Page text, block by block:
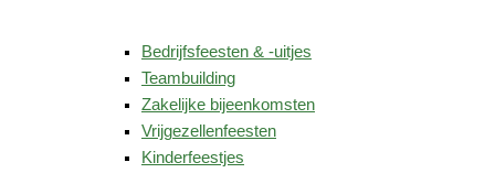
Bedrijfsfeesten & -uitjes
Teambuilding
Zakelijke bijeenkomsten
Vrijgezellenfeesten
Kinderfeestjes